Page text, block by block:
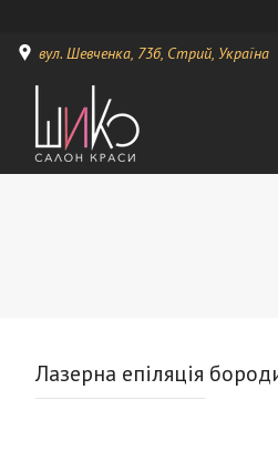
вул. Шевченка, 73б, Стрий, Україна
Лазерна епіляція